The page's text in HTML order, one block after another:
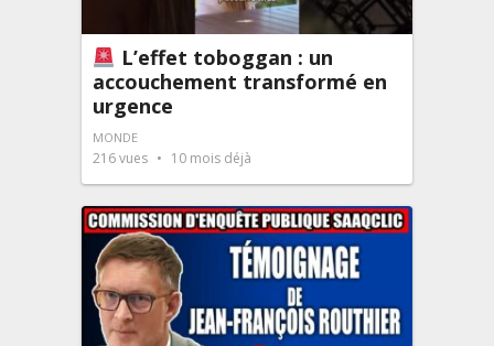
L’effet toboggan : un
accouchement transformé en
urgence
MONDE
216vues 10 mois déjà